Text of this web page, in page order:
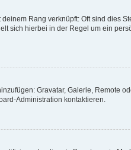
Rang verknüpft: Oft sind dies
sich hierbei in der Regel um ein
Gravatar, Galerie, Remote
Administration kontaktieren.